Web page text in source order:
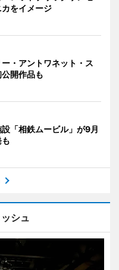
をイメージ
・アントワネット・ス
開作品も
「相鉄ムービル」が9月
シュ